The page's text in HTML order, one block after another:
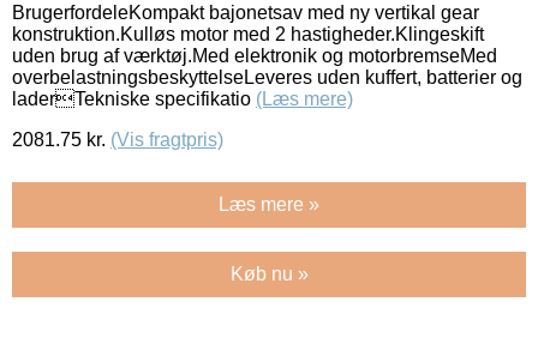
BrugerfordeleKompakt bajonetsav med ny vertikal gear
konstruktion.Kulløs motor med 2 hastigheder.Klingeskift
uden brug af værktøj.Med elektronik og motorbremseMed
overbelastningsbeskyttelseLeveres uden kuffert, batterier og
laderTekniske specifikatio (Læs mere)
2081.75 kr. (Vis fragtpris)
Læs mere »
Køb nu »